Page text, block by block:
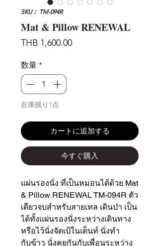
SKU： TM-094R
Mat & Pillow RENEWAL
THB 1,600.00価
数量 *
在庫残り1点
カートに追加する
今すぐ購入
แผ่นรองนั่ง ที่เป็นหมอนได้ด้วย Mat
& Pillow RENEWAL TM-094R ตัว
เดียวจบสำหรับสายเทล เดินป่า เป็น
ได้ทั้งแผ่นรองนั่งระหว่างเดินทาง
หรือไว้นั่งจัดเป้ในเต็นท์ นั่งทำ
กับข้าว นั่งคุยกันกับเพื่อนระหว่าง